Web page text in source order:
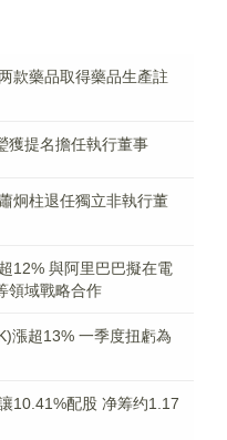
款藥品取得藥品生產註
獲提名擔任執行董事
炯柱退任獨立非執行董
12% 與阿里巴巴擬在電
領域戰略合作
漲超13% 一季度扭虧為
10.41%配股 净筹约1.17